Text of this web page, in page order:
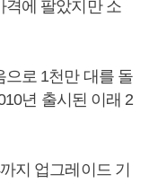
격에 팔았지만 소
으로 1천만 대를 돌
년 출시된 이래 2
지 업그레이드 기